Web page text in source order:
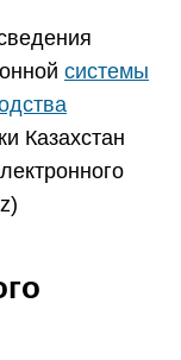
системы
Казахстан